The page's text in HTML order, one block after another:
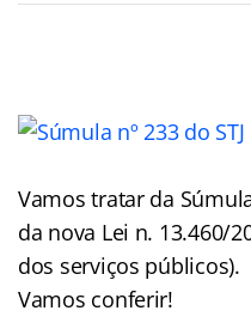
Vamos tratar da
da nova Lei n. 13.460/
dos serviços públicos).
Vamos conferir!